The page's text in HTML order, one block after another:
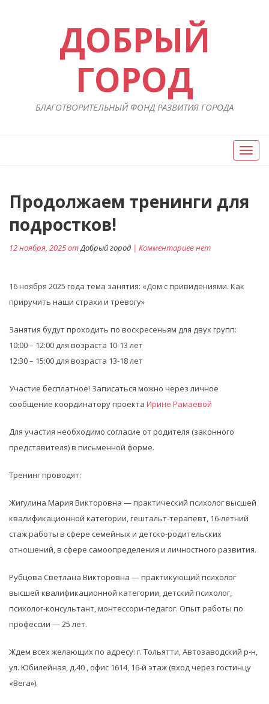
ДОБРЫЙ
ГОРОД
БЛАГОТВОРИТЕЛЬНЫЙ ФОНД РАЗВИТИЯ ГОРОДА
Вкл/
Выкл
Продолжаем тренинги для
подростков!
12 ноября, 2025 отДобрый город | Комментариев нет
16 ноября 2025 года тема занятия: «Дом с привидениями. Как
приручить наши страхи и тревогу»
Занятия будут проходить по воскресеньям для двух групп:
10:00 – 12:00 для возраста 10-13 лет
12:30 – 15:00 для возраста 13-18 лет
Участие бесплатное! Записаться можно через личное
сообщение координатору проекта Ирине Рамаевой
Для участия необходимо согласие от родителя (законного
представителя) в письменной форме.
Тренинг проводят:
Жигулина Мария Викторовна — практический психолог высшей
квалификационной категории, гештальт-терапевт, 16-летний
стаж работы в сфере семейных и детско-родительских
отношений, в сфере самоопределения и личностного развития.
Рубцова Светлана Викторовна — практикующий психолог
высшей квалификационной категории, детский психолог,
психолог-консультант, монтессори-педагог. Опыт работы по
профессии — 25 лет.
Ждем всех желающих по адресу: г. Тольятти, Автозаводский р-н,
ул. Юбилейная, д.40 , офис 1614, 16-й этаж (вход через гостинцу
«Вега»).
Навигация
по
записям